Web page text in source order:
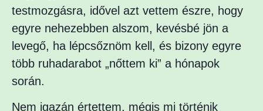
testmozgásra, idővel azt vettem észre, hogy
egyre nehezebben alszom, kevésbé jön a
levegő, ha lépcsőznöm kell, és bizony egyre
több ruhadarabot „nőttem ki” a hónapok
során.
Nem igazán értettem, mégis mi történik